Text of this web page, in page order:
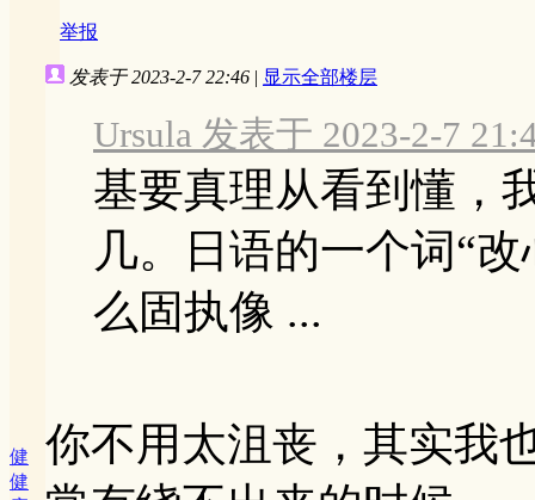
举报
健
健
发表于 2023-2-7 22:46 | 显示全部楼层
Ursula 发表于 2023-2-7
基要真理从看到懂，
几。日语的一个词“
么固执像 ...
你不用太沮丧，其实我